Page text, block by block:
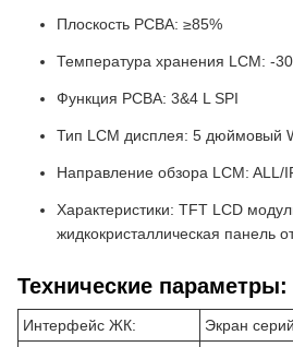
Плоскость PCBA: ≥85%
Температура хранения LCM: -
Функция PCBA: 3&4 L SPI
Тип LCM дисплея: 5 дюймовый
Направление обзора LCM: ALL/
Характеристики: TFT LCD
жидкокристаллическая панель
Технические параметры:
Интерфейс ЖК:
Экран